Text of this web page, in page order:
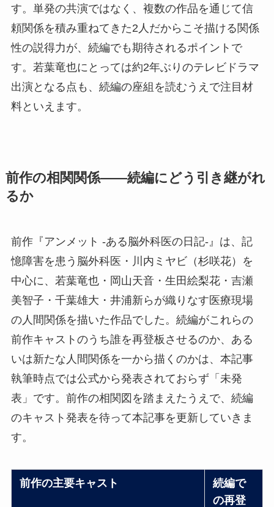
す。単発の共演ではなく、複数の作品を通じて信
頼関係を積み重ねてきた2人だからこそ描ける関係
性の説得力が、続編でも期待されるポイントで
す。若葉竜也にとっては約2年ぶりのテレビドラマ
出演となる点も、続編の座組を読むうえで注目材
料といえます。
前作の相関関係——続編にどう引き継がれ
るか
前作『アンメット -ある脳外科医の日記-』は、記
憶障害を患う脳外科医・川内ミヤビ（杉咲花）を
中心に、若葉竜也・岡山天音・生田絵梨花・吉瀬
美智子・千葉雄大・井浦新らが織りなす医療現場
の人間関係を描いた作品でした。続編がこれらの
前作キャストのうち誰を再登板させるのか、ある
いは新たな人間関係を一から描くのかは、本記事
執筆時点では公式から発表されておらず「未発
表」です。前作の相関図を踏まえたうえで、続編
のキャスト発表を待って本記事を更新していきま
す。
前作の主要キャスト
続編で
の再登